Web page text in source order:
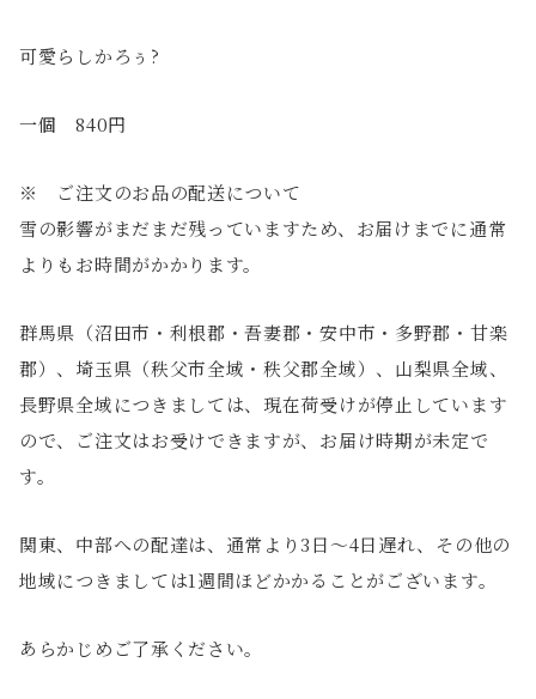
可愛らしかろぅ?
一個 840円
※ ご注文のお品の配送について
雪の影響がまだまだ残っていますため、お届けまでに通常
よりもお時間がかかります。
群馬県（沼田市・利根郡・吾妻郡・安中市・多野郡・甘楽
郡）、埼玉県（秩父市全域・秩父郡全域）、山梨県全域、
長野県全域につきましては、現在荷受けが停止しています
ので、ご注文はお受けできますが、お届け時期が未定で
す。
関東、中部への配達は、通常より3日〜4日遅れ、その他の
地域につきましては1週間ほどかかることがございます。
あらかじめご了承ください。